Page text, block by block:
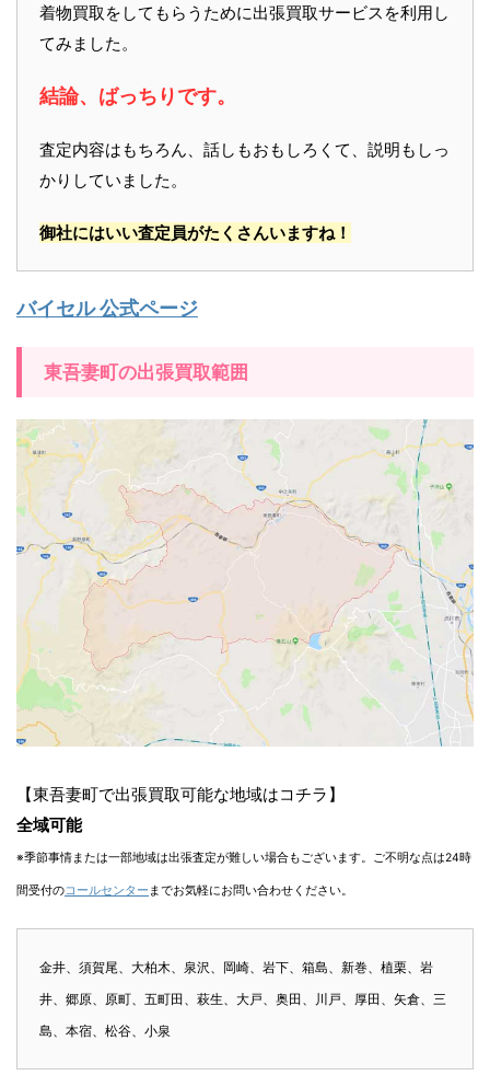
着物買取をしてもらうために出張買取サービスを利用し
てみました。
結論、ばっちりです。
査定内容はもちろん、話しもおもしろくて、説明もしっ
かりしていました。
御社にはいい査定員がたくさんいますね！
バイセル 公式ページ
東吾妻町の出張買取範囲
【東吾妻町で出張買取可能な地域はコチラ】
全域可能
※季節事情または一部地域は出張査定が難しい場合もございます。ご不明な点は24時
間受付のコールセンター までお気軽にお問い合わせください。
金井、須賀尾、大柏木、泉沢、岡崎、岩下、箱島、新巻、植栗、岩
井、郷原、原町、五町田、萩生、大戸、奥田、川戸、厚田、矢倉、三
島、本宿、松谷、小泉